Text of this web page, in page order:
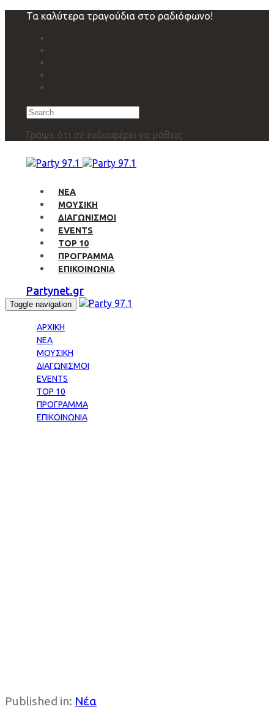
navigation
Τα καλύτερα τραγούδια στο ραδιόφωνο!
Search
Γράψε ότι σε ενδιαφέρει να μάθεις
ΝΕΑ
ΜΟΥΣΙΚΗ
ΔΙΑΓΩΝΙΣΜΟΙ
EVENTS
TOP 10
ΠΡΟΓΡΑΜΜΑ
ΕΠΙΚΟΙΝΩΝΙΑ
Partynet.gr
Toggle navigation
ΑΡΧΙΚΗ
ΝΕΑ
ΜΟΥΣΙΚΗ
ΔΙΑΓΩΝΙΣΜΟΙ
EVENTS
TOP 10
ΠΡΟΓΡΑΜΜΑ
ΕΠΙΚΟΙΝΩΝΙΑ
Published in: Νέα